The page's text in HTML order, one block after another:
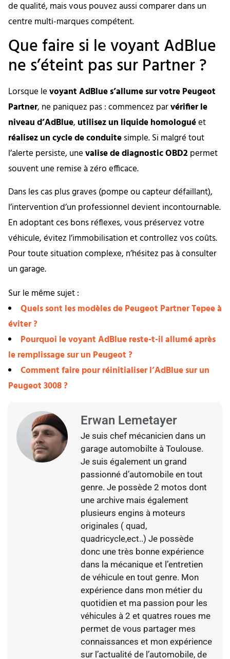
de qualité, mais vous pouvez aussi comparer dans un
centre multi-marques compétent.
Que faire si le voyant AdBlue
ne s’éteint pas sur Partner ?
Lorsque levoyant AdBlue s’allume sur votre Peugeot
Partner, ne paniquez pas : commencez parvérifier le
niveau d’AdBlue, utilisez un liquide homologuéet
réalisez un cycle de conduitesimple. Si malgré tout
l’alerte persiste, unevalise de diagnostic OBD2 permet
souvent une remise à zéro efficace.
Dans les cas plus graves (pompe ou capteur défaillant),
l’intervention d’un professionnel devient incontournable.
En adoptant ces bons réflexes, vous préservez votre
véhicule, évitez l’immobilisation et controllez vos coûts.
Pour toute situation complexe, n’hésitez pas à consulter
un garage.
Sur le même sujet :
Quels sont les modèles de Peugeot Partner Tepee à
éviter ?
Pourquoi le voyant AdBlue reste-t-il allumé après
le remplissage sur un Peugeot ?
Comment faire pour réinitialiser l’AdBlue sur un
Peugeot 3008 ?
Erwan Lemetayer
Je suis chef mécanicien dans un
garage automobilte à Toulouse.
Je suis également un grand
passionné d’automobile en tout
genre. Je possède 2 motos dont
une archive mais également
plusieurs engins à moteurs
originales ( quad,
quadricycle,ect..) Je possède
donc une très bonne expérience
dans la mécanique et l’entretien
de véhicule en tout genre. Mon
expérience dans mon métier du
quotidien et ma passion pour les
véhicules à 2 et quatres roues me
permet de vous partager mes
connaissances et mon expérience
sur l’actualité de l’automobile, de